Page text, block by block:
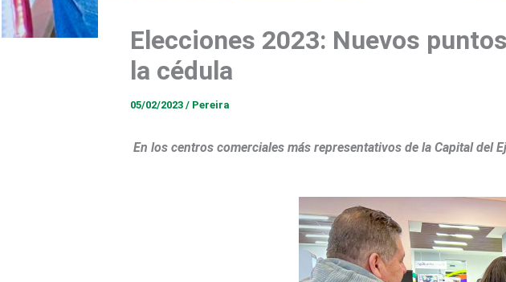
Elecciones 2023: Nuevos
la cédula
05/02/2023 / Pereira
En los centros comerciales más representativos de la Capital del